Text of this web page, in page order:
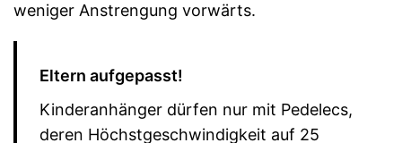
weniger Anstrengung vorwärts.
Eltern aufgepasst!
Kinderanhänger dürfen nur mit Pedelecs,
deren Höchstgeschwindigkeit auf 25